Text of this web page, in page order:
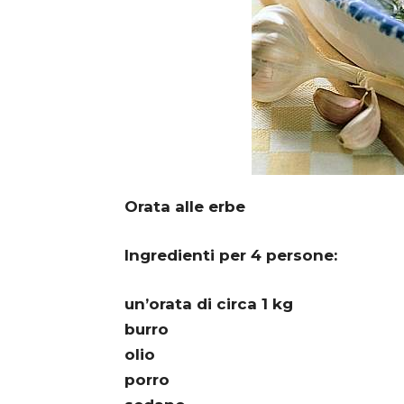
Orata alle erbe
Ingredienti per 4 persone:
un’orata di circa 1 kg
burro
olio
porro